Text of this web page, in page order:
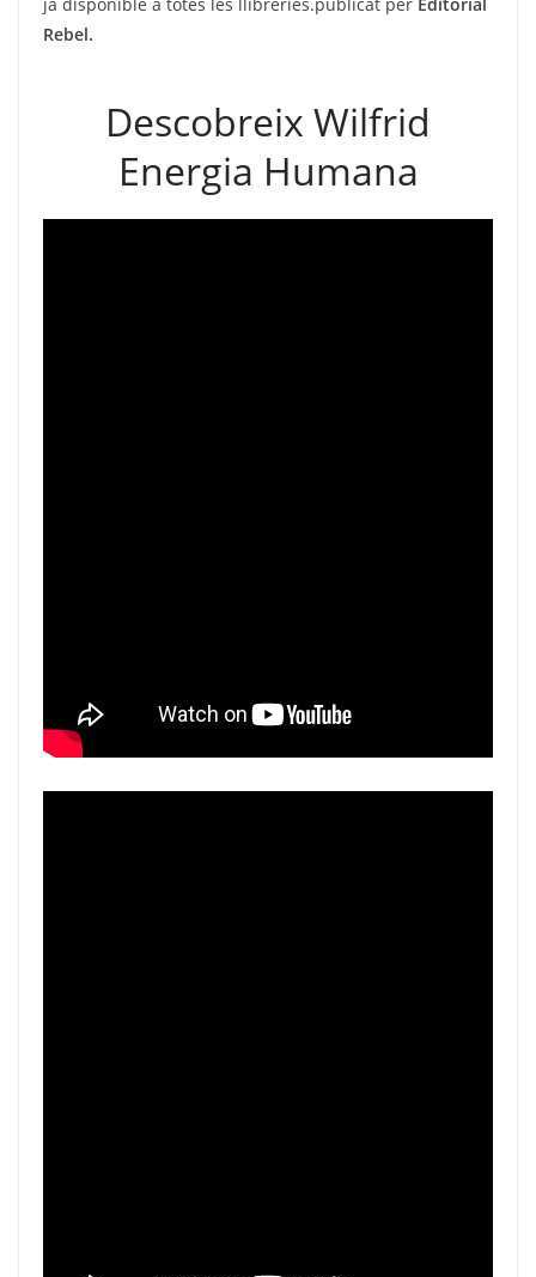
Rebel.
Descobreix Wilfrid
Energia Humana